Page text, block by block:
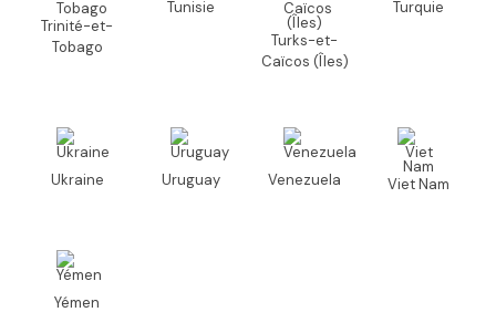
Trinité-et-
Tobago
Tunisie
Turks-et-
Caïcos (Îles)
Turquie
Ukraine Uruguay Venezuela Viet Nam
Yémen